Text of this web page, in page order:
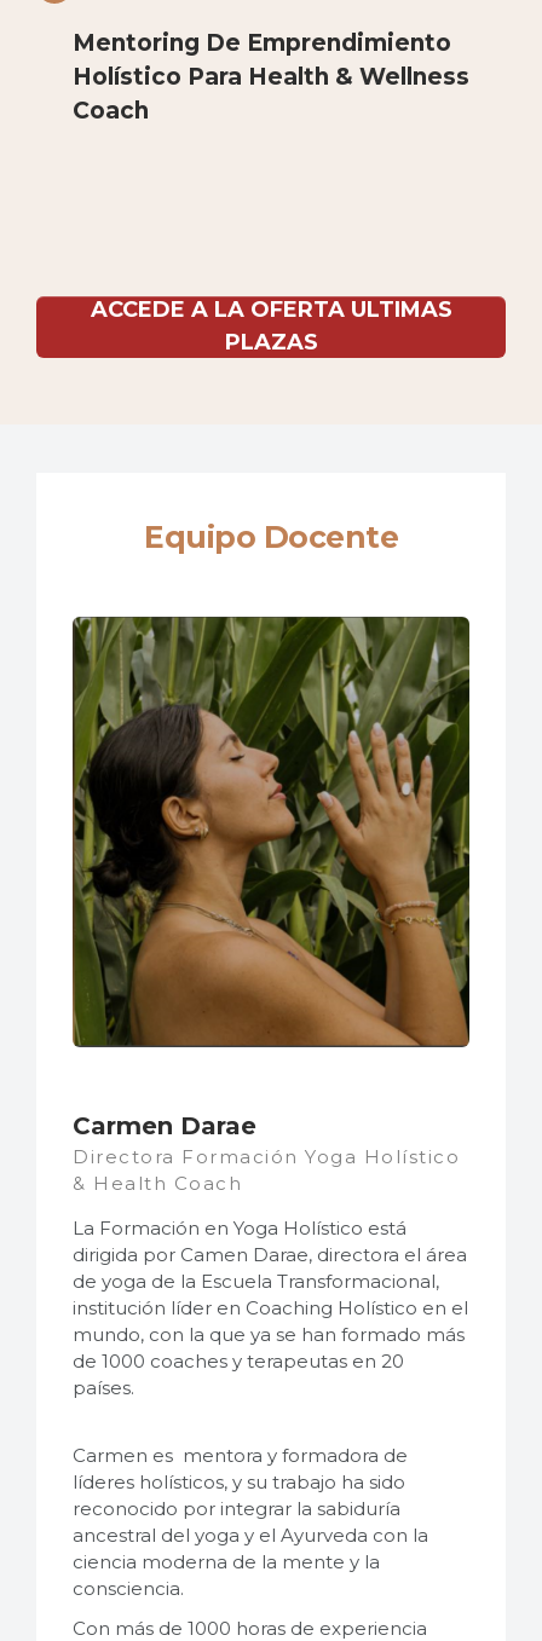
Mentoring De Emprendimiento
Holístico Para Health & Wellness
Coach
ACCEDE A LA OFERTA ULTIMAS
PLAZAS
Equipo Docente
Carmen Darae
Directora Formación Yoga Holístico
& Health Coach
La Formación en Yoga Holístico está
dirigida por Camen Darae, directora el área
de yoga de la Escuela Transformacional,
institución líder en Coaching Holístico en el
mundo, con la que ya se han formado más
de 1000 coaches y terapeutas en 20
países.
Carmen es mentora y formadora de
líderes holísticos, y su trabajo ha sido
reconocido por integrar la sabiduría
ancestral del yoga y el Ayurveda con la
ciencia moderna de la mente y la
consciencia.
Con más de 1000 horas de experiencia